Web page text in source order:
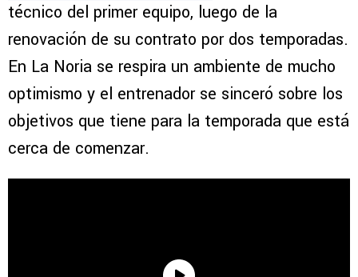
técnico del primer equipo, luego de la
renovación de su contrato por dos temporadas.
En La Noria se respira un ambiente de mucho
optimismo y el entrenador se sinceró sobre los
objetivos que tiene para la temporada que está
cerca de comenzar.